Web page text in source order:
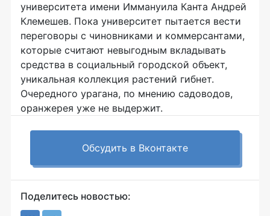
университета имени Иммануила Канта Андрей
Клемешев. Пока университет пытается вести
переговоры с чиновниками и коммерсантами,
которые считают невыгодным вкладывать
средства в социальный городской объект,
уникальная коллекция растений гибнет.
Очередного урагана, по мнению садоводов,
оранжерея уже не выдержит.
Обсудить в Вконтакте
Поделитесь новостью: